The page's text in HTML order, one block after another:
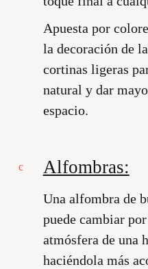
Apuesta por
la decoración de
cortinas ligeras
natural y dar
espacio.
Alfombras:
Una alfombra de
puede cambiar
atmósfera de una
haciéndola más